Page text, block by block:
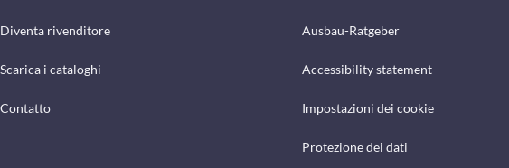
Diventa rivenditore
Scarica i cataloghi
Contatto
Ausbau-Ratgeber
Accessibility statement
Impostazioni dei cookie
Protezione dei dati